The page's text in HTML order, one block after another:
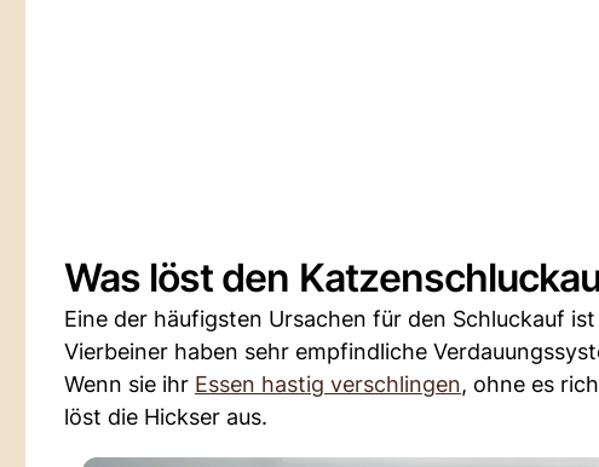
Was löst den
Eine der häufigsten Ursachen für den Schluckauf
Vierbeiner haben sehr empfindliche
Wenn sie ihr Essen hastig verschlingen, ohne es
löst die Hickser aus.